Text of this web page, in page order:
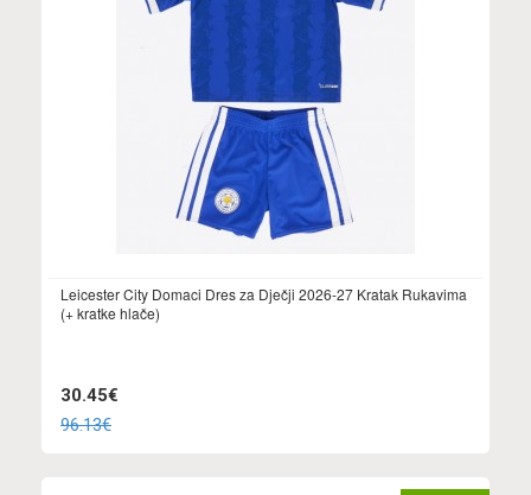
Leicester City Domaci Dres za Dječji 2026-27 Kratak Rukavima
(+ kratke hlače)
30.45€
96.13€